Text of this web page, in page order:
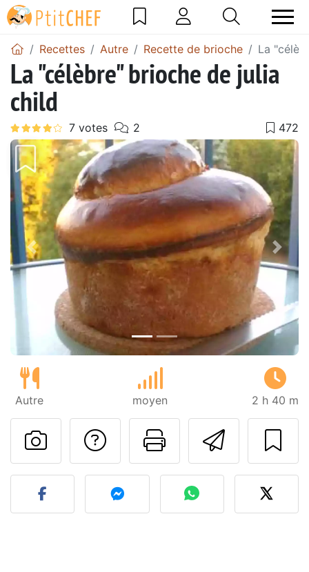
Recettes Autre Recette de brioche La
La "célèbre" brioche de julia
child
Précédent
Autre moyen 2 h 40 m
Imprimer
Poser une
Publier votre photo de